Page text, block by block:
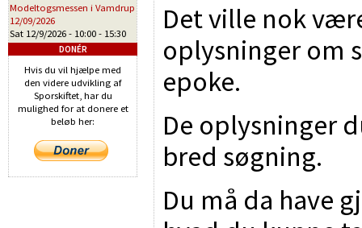
Det ville nok
oplysninger om
epoke.
De oplysninger
bred søgning.
Du må da have
Modeltogsmessen i Vamdrup
12/09/2026
Sat 12/9/2026 - 10:00 - 15:30
DONÉR
Hvis du vil hjælpe med
den videre udvikling af
Sporskiftet, har du
mulighed for at donere et
beløb her: